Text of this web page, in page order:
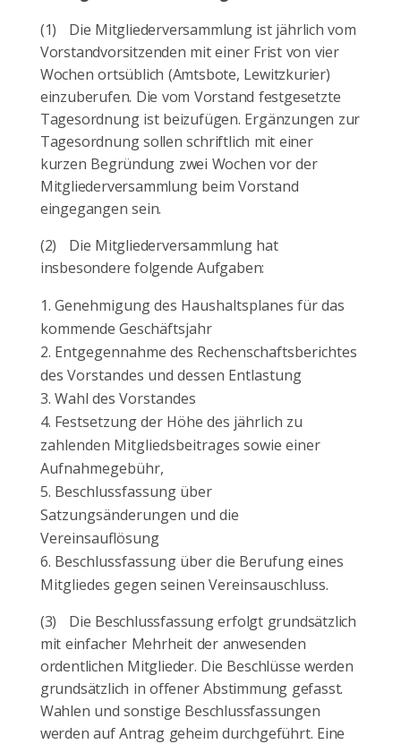
(1) Die Mitgliederversammlung ist jährlich vom
Vorstandvorsitzenden mit einer Frist von vier
Wochen ortsüblich (Amtsbote, Lewitzkurier)
einzuberufen. Die vom Vorstand festgesetzte
Tagesordnung ist beizufügen. Ergänzungen zur
Tagesordnung sollen schriftlich mit einer
kurzen Begründung zwei Wochen vor der
Mitgliederversammlung beim Vorstand
eingegangen sein.
(2) Die Mitgliederversammlung hat
insbesondere folgende Aufgaben:
Genehmigung des Haushaltsplanes für das
kommende Geschäftsjahr
Entgegennahme des Rechenschaftsberichtes
des Vorstandes und dessen Entlastung
Wahl des Vorstandes
Festsetzung der Höhe des jährlich zu
zahlenden Mitgliedsbeitrages sowie einer
Aufnahmegebühr,
Beschlussfassung über
Satzungsänderungen und die
Vereinsauflösung
Beschlussfassung über die Berufung eines
Mitgliedes gegen seinen Vereinsauschluss.
(3) Die Beschlussfassung erfolgt grundsätzlich
mit einfacher Mehrheit der anwesenden
ordentlichen Mitglieder. Die Beschlüsse werden
grundsätzlich in offener Abstimmung gefasst.
Wahlen und sonstige Beschlussfassungen
werden auf Antrag geheim durchgeführt. Eine